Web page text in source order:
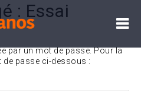
: Essai
par un mot de passe. Pour la
passe ci-dessous :